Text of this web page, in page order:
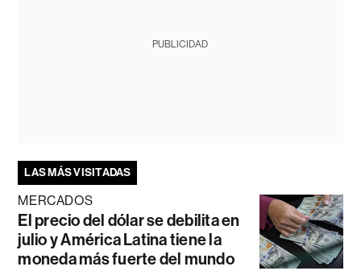
PUBLICIDAD
LAS MÁS VISITADAS
MERCADOS
El precio del dólar se debilita en
julio y América Latina tiene la
moneda más fuerte del mundo